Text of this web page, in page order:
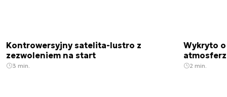
Kontrowersyjny satelita-lustro z
zezwoleniem na start
3 min.
Wykryto
2 min.